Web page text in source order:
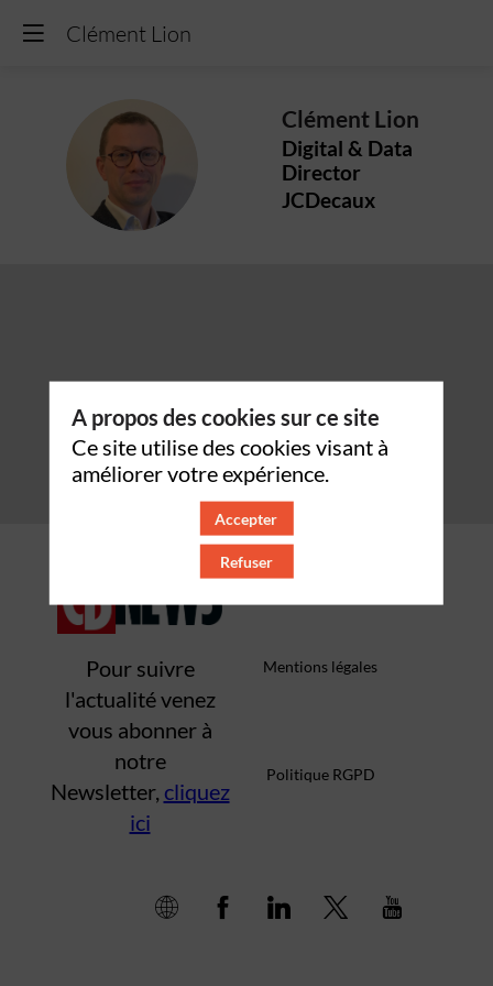
Clément Lion
CL
Clément Lion
Digital & Data
Director
JCDecaux
Pour suivre
l'actualité venez
vous abonner à
notre
Newsletter, cliquez
ici
Qui sommes-nous ?
Mentions légales
Politique RGPD
A propos des cookies sur ce site
Ce site utilise des cookies visant à
améliorer votre expérience.
Accepter
Refuser